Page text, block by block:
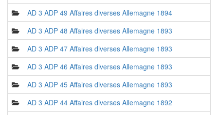
AD 3 ADP 49 Affaires diverses Allemagne 1894
AD 3 ADP 48 Affaires diverses Allemagne 1893
AD 3 ADP 47 Affaires diverses Allemagne 1893
AD 3 ADP 46 Affaires diverses Allemagne 1893
AD 3 ADP 45 Affaires diverses Allemagne 1893
AD 3 ADP 44 Affaires diverses Allemagne 1892